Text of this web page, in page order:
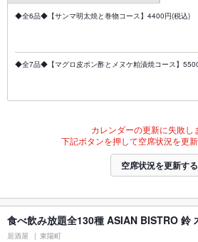
◆全6品◆【サンマ明太焼と巻物コース】4400円(税込)
◆全7品◆【マグロ皮ポン酢とメヌケ粕漬焼コース】
カレンダーの更新に失敗し
下記ボタンを押して空席状況を更新
空席状況を更新する
食べ飲み放題全130種 ASIAN BISTRO 鈴
居酒屋 東陽町